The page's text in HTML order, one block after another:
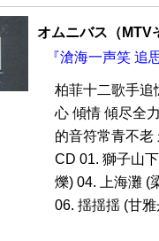
オムニバス（MTV
『滄海一声笑 追
柏菲十二歌手追
心 傾情 傾尽全
的音符常青不老
CD 01. 獅子山
爍) 04. 上海灘 (
06. 揺揺揺 (甘